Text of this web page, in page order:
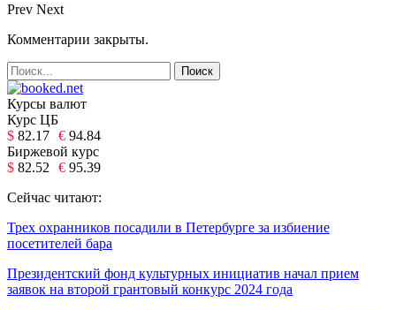
Prev Next
Комментарии закрыты.
Курсы валют
Курс ЦБ
$ 82.17 € 94.84
Биржевой курс
$ 82.52 € 95.39
Сейчас читают:
Трех охранников посадили в Петербурге за избиение
посетителей бара
Президентский фонд культурных инициатив начал прием
заявок на второй грантовый конкурс 2024 года